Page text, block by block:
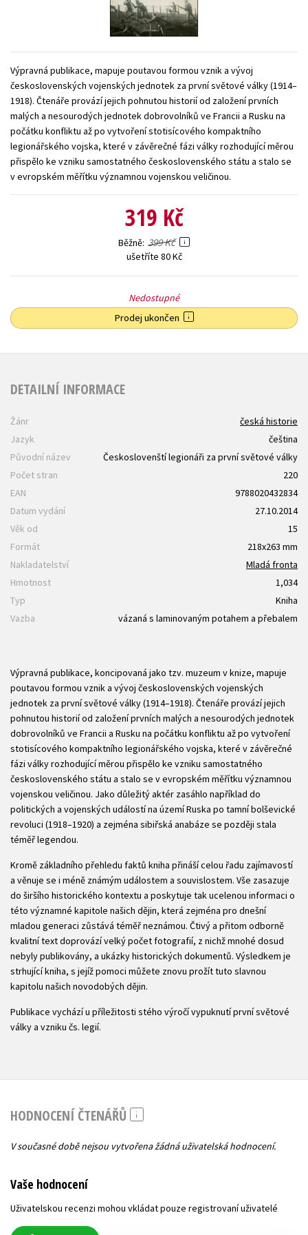
Zahraniční literatura
Všechny tituly
Výpravná publikace, mapuje poutavou formou vznik a vývoj
československých vojenských jednotek za první světové války (1914–
1918). Čtenáře provází jejich pohnutou historií od založení prvních
malých a nesourodých jednotek dobrovolníků ve Francii a Rusku na
počátku konfliktu až po vytvoření stotisícového kompaktního
legionářského vojska, které v závěrečné fázi války rozhodující měrou
přispělo ke vzniku samostatného československého státu a stalo se
v evropském měřítku významnou vojenskou veličinou.
319 Kč
Běžně 399 Kč
ušetříte 80 Kč
Nedostupné
Prodej ukončen
DETAILNÍ INFORMACE
Žánr
česká historie
Jazyk
čeština
Původní název
Českoslovenští legionáři za první světové války
Počet stran
220
EAN
9788020432834
Datum vydání
27.10.2014
Věk od
15
Formát
218x263 mm
Nakladatelství
Mladá fronta
Hmotnost
1,034
Typ
Kniha
Vazba
vázaná s laminovaným potahem a přebalem
Výpravná publikace, koncipovaná jako tzv. muzeum v knize, mapuje
poutavou formou vznik a vývoj československých vojenských
jednotek za první světové války (1914–1918). Čtenáře provází jejich
pohnutou historií od založení prvních malých a nesourodých jednotek
dobrovolníků ve Francii a Rusku na počátku konfliktu až po vytvoření
stotisícového kompaktního legionářského vojska, které v závěrečné
fázi války rozhodující měrou přispělo ke vzniku samostatného
československého státu a stalo se v evropském měřítku významnou
vojenskou veličinou. Jako důležitý aktér zasáhlo například do
politických a vojenských událostí na území Ruska po tamní bolševické
revoluci (1918–1920) a zejména sibiřská anabáze se později stala
téměř legendou.
Kromě základního přehledu faktů kniha přináší celou řadu zajímavostí
a věnuje se i méně známým událostem a souvislostem. Vše zasazuje
do širšího historického kontextu a poskytuje tak ucelenou informaci o
této významné kapitole našich dějin, která zejména pro dnešní
mladou generaci zůstává téměř neznámou. Čtivý a přitom odborně
kvalitní text doprovází velký počet fotografií, z nichž mnohé dosud
nebyly publikovány, a ukázky historických dokumentů. Výsledkem je
strhující kniha, s jejíž pomoci můžete znovu prožít tuto slavnou
kapitolu našich novodobých dějin.
Publikace vychází u příležitosti stého výročí vypuknutí první světové
války a vzniku čs. legií.
HODNOCENÍ ČTENÁŘŮ
V současné době nejsou vytvořena žádná uživatelská hodnocení.
Vaše hodnocení
Uživatelskou recenzi mohou vkládat pouze registrovaní uživatelé